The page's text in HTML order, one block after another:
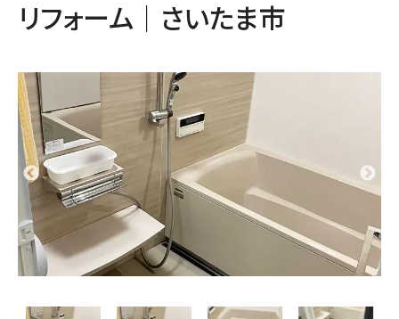
リフォーム｜さいたま市